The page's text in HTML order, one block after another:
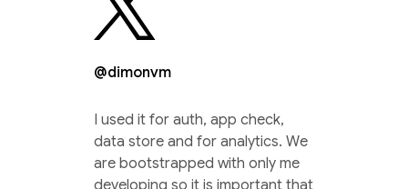
@dimonvm
I used it for auth, app check,
data store and for analytics. We
are bootstrapped with only me
developing so it is important that